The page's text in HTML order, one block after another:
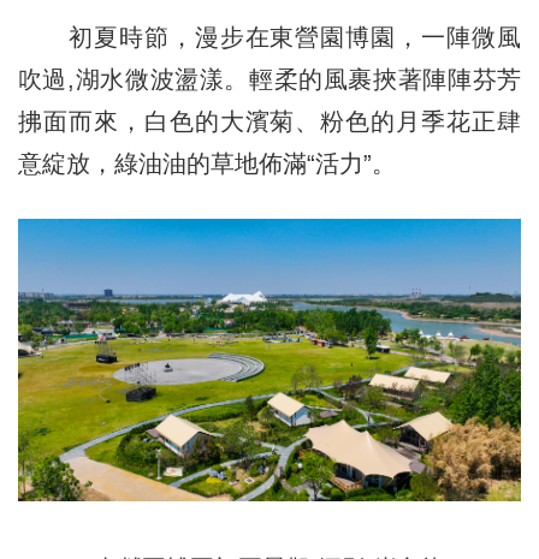
初夏時節，漫步在東營園博園，一陣微風
吹過,湖水微波盪漾。輕柔的風裹挾著陣陣芬芳
拂面而來，白色的大濱菊、粉色的月季花正肆
意綻放，綠油油的草地佈滿“活力”。